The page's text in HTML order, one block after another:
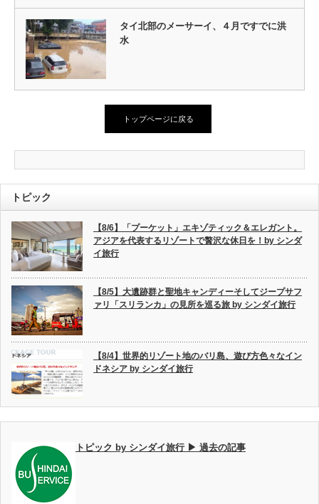
タイ北部のメーサーイ、４月ですでに洪
水
トップページに戻る
トピック
【8/6】「プーケット」エキゾティック＆エレガント。
アジアを代表するリゾートで贅沢な休日を！by シンダ
イ旅行
【8/5】大遺跡群と聖地キャンディーそしてジープサフ
ァリ「スリランカ」の見所を巡る旅 by シンダイ旅行
【8/4】世界的リゾート地のバリ島、遊び方色々なイン
ドネシア by シンダイ旅行
トピック by シンダイ旅行 ▶ 過去の記事